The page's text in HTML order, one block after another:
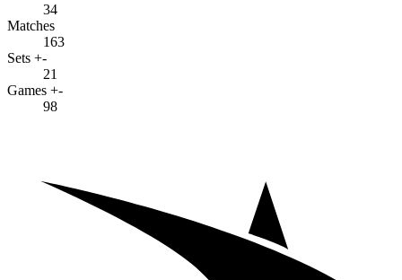
34
Matches
163
Sets +-
21
Games +-
98